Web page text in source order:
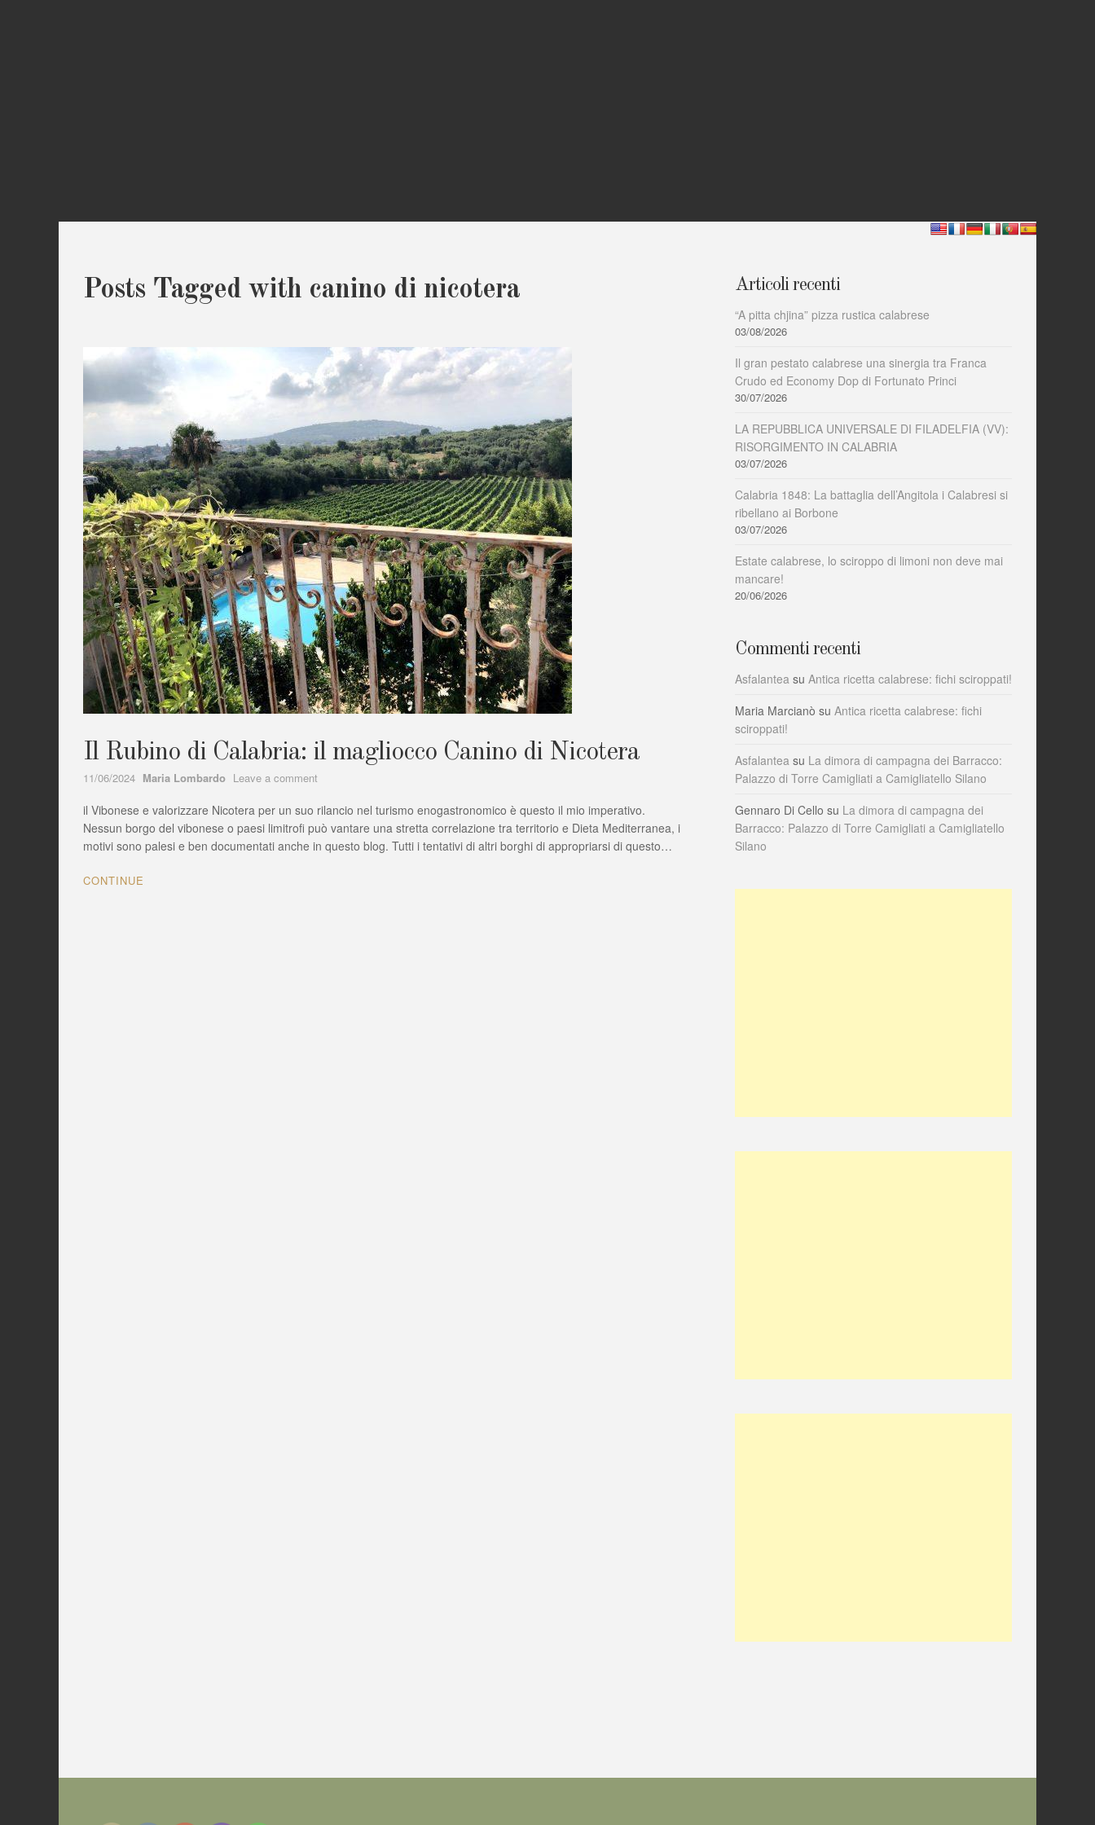
Posts Tagged with canino di nicotera
Il Rubino di Calabria: il magliocco Canino di Nicotera
11/06/2024 Author
Maria Lombardo Leave a comment
Rubino
di
Calabria:
il Vibonese e valorizzare Nicotera per un suo rilancio nel turismo enogastronomico è questo il mio imperativo.
Nessun borgo del vibonese o paesi limitrofi può vantare una stretta correlazione tra territorio e Dieta Mediterranea, i
motivi sono palesi e ben documentati anche in questo blog. Tutti i tentativi di altri borghi di appropriarsi di questo…
CONTINUE
Articoli recenti
“A pitta chjina” pizza rustica calabrese
03/08/2026
Il gran pestato calabrese una sinergia tra Franca
Crudo ed Economy Dop di Fortunato Princi
30/07/2026
LA REPUBBLICA UNIVERSALE DI FILADELFIA (VV):
RISORGIMENTO IN CALABRIA
03/07/2026
Calabria 1848: La battaglia dell’Angitola i Calabresi si
ribellano ai Borbone
03/07/2026
Estate calabrese, lo sciroppo di limoni non deve mai
mancare!
20/06/2026
Commenti recenti
Asfalantea su Antica ricetta calabrese: fichi sciroppati!
Maria Marcianò su Antica ricetta calabrese: fichi
sciroppati!
Asfalantea su La dimora di campagna dei Barracco:
Palazzo di Torre Camigliati a Camigliatello Silano
Gennaro Di Cello su La dimora di campagna dei
Barracco: Palazzo di Torre Camigliati a Camigliatello
Silano